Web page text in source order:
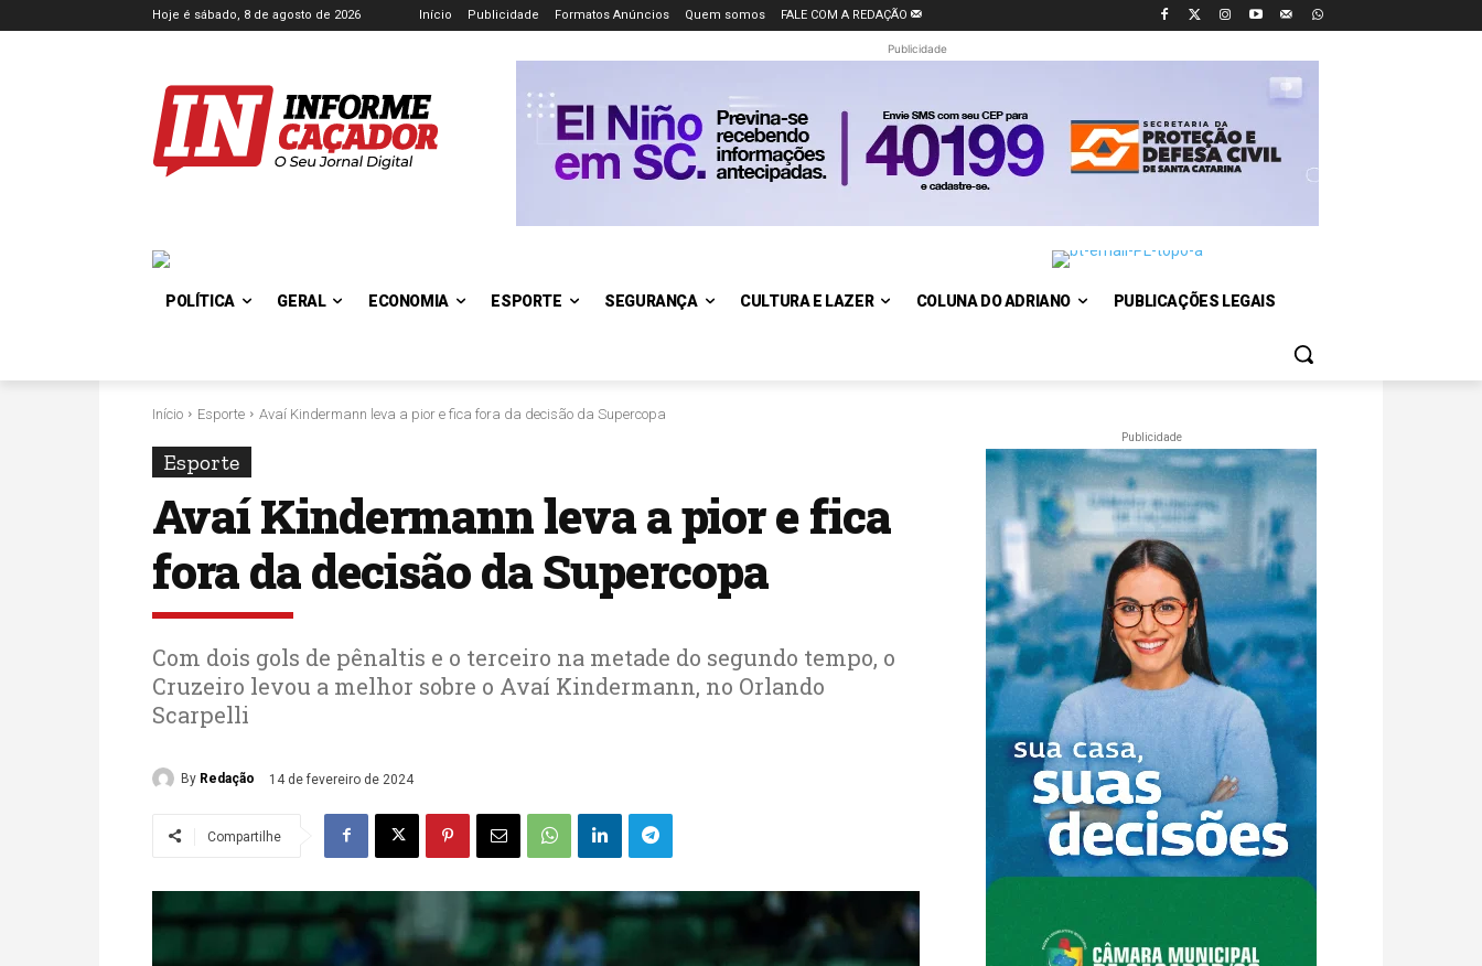
Hoje é sábado, 8 de agosto de 2026 Início Publicidade Formatos Anúncios Quem somos FALE COM A REDAÇÃO
Publicidade
POLÍTICA GERAL ECONOMIA ESPORTE SEGURANÇA CULTURA E LAZER COLUNA DO ADRIANO PUBLICAÇÕES LEGAIS
Início Esporte Avaí Kindermann leva a pior e fica fora da decisão da Supercopa
Esporte
Avaí Kindermann leva a pior e fica
fora da decisão da Supercopa
Com dois gols de pênaltis e o terceiro na metade do segundo tempo, o
Cruzeiro levou a melhor sobre o Avaí Kindermann, no Orlando
Scarpelli
By Redação 14 de fevereiro de 2024
Compartilhe
Publicidade